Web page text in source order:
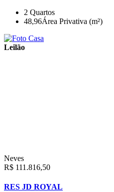
2 Quartos
48,96Área Privativa (m²)
Leilão
Neves
R$ 111.816,50
RES JD ROYAL